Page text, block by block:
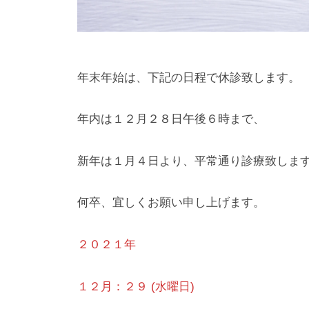
ク
年末年始は、下記の日程で休診致します。
年内は１２月２８日午後６時まで、
新年は１月４日より、平常通り診療致しま
何卒、宜しくお願い申し上げます。
２０２１年
１２月：２９ (水曜日)